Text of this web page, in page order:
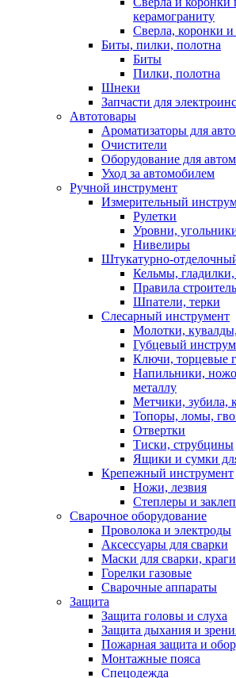
керамограниту
Сверла, коронки
Биты, пилки, полотна
Биты
Пилки, полотна
Шнеки
Запчасти для
Автотовары
Ароматизаторы для
Очистители
Оборудование для
Уход за автомобилем
Ручной инструмент
Измерительный
Рулетки
Уровни,
Нивелиры
Штукатурно-
Кельмы,
Правила
Шпатели, терки
Слесарный инструмент
Молотки,
Губцевый
Ключи, торцевые
Напильники,
металлу
Метчики, зубила,
Топоры, ломы,
Отвертки
Тиски, струбцины
Ящики и сумки
Крепежный инструмент
Ножи, лезвия
Степлеры и
Сварочное оборудование
Проволока и электроды
Аксессуары для сварки
Маски для сварки, краги
Горелки газовые
Сварочные аппараты
Защита
Защита головы и слуха
Защита дыхания и
Пожарная защита и
Монтажные пояса
Спецодежда